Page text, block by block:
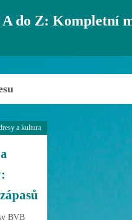
A do Z: Kompletní
BVB
a kultura